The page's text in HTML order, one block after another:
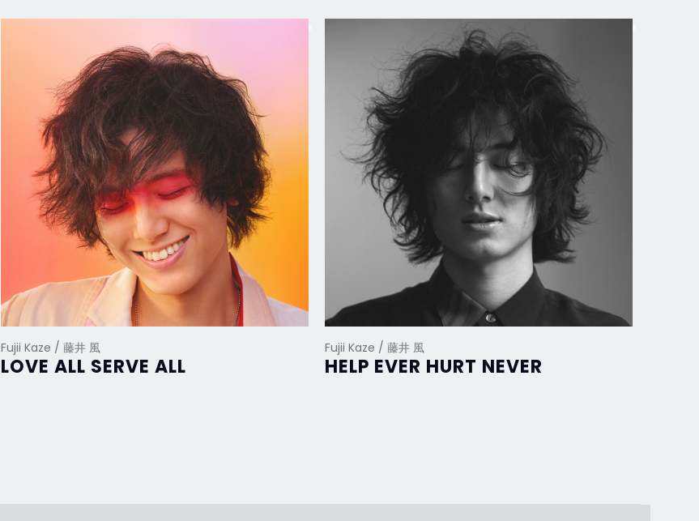
Fujii Kaze / 藤井 風
LOVE ALL SERVE ALL
Fujii Kaze / 藤井 風
HELP EVER HURT NEVER